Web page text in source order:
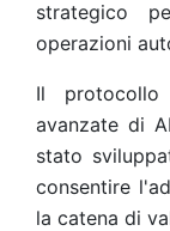
strategico
operazioni
Il protocollo
avanzate di
stato
consentire
la catena di